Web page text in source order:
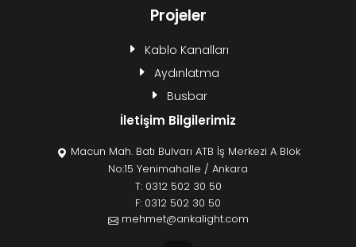
Projeler
Kablo Kanalları
Aydınlatma
Busbar
İletişim Bilgilerimiz
Macun Mah. Batı Bulvarı ATB İş Merkezi A Blok
No:15 Yenimahalle / Ankara
T: 0312 502 30 50
F: 0312 502 30 50
mehmet@ankalight.com